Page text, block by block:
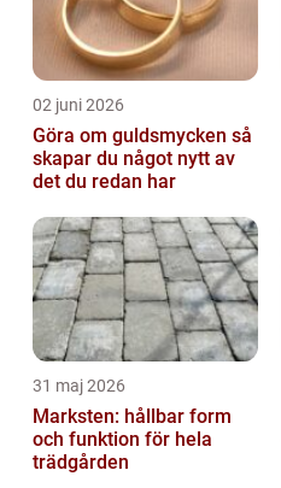
02 juni 2026
Göra om guldsmycken så
skapar du något nytt av
det du redan har
31 maj 2026
Marksten: hållbar form
och funktion för hela
trädgården